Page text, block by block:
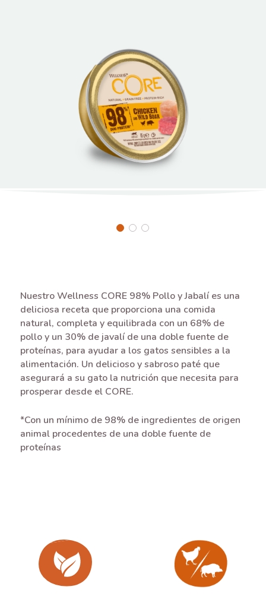
Nuestro Wellness CORE 98% Pollo y Jabalí es una
deliciosa receta que proporciona una comida
natural, completa y equilibrada con un 68% de
pollo y un 30% de javalí de una doble fuente de
proteínas, para ayudar a los gatos sensibles a la
alimentación. Un delicioso y sabroso paté que
asegurará a su gato la nutrición que necesita para
prosperar desde el CORE.
*Con un mínimo de 98% de ingredientes de origen
animal procedentes de una doble fuente de
proteínas